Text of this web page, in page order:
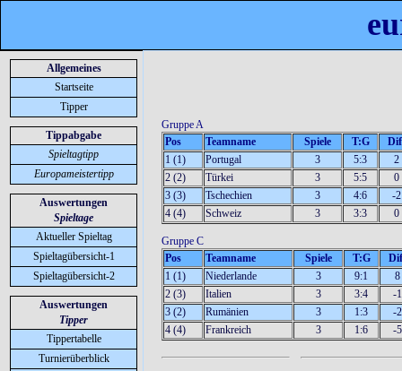
Allgemeines
Startseite
Tipper
Tippabgabe
Spieltagtipp
Europameistertipp
Auswertungen
Spieltage
Aktueller Spieltag
Spieltagübersicht-1
Spieltagübersicht-2
Auswertungen
Tipper
Tippertabelle
Turnierüberblick
Gruppe A
Pos
Teamname Spiele T:G
1 (1)
Portugal 3 5:3
2
2 (2)
Türkei 3 5:5
0
3 (3)
Tschechien 3 4:6
-2
4 (4)
Schweiz 3 3:3 0
Gruppe C
Pos
Teamname Spiele T:G
1 (1)
Niederlande 3 9:1
8
2 (3)
Italien 3 3:4
-1
3 (2)
Rumänien 3 1:3
-2
4 (4)
Frankreich 3 1:6 -5